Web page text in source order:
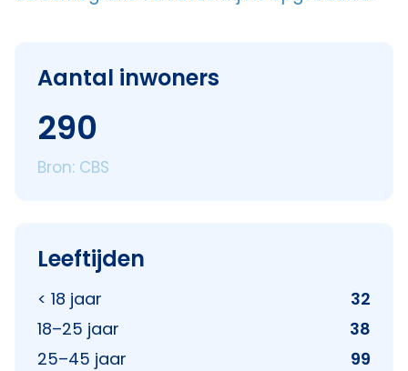
Aantal inwoners
290
Bron: CBS
Leeftijden
< 18 jaar
32
18–25 jaar
38
25–45 jaar
99